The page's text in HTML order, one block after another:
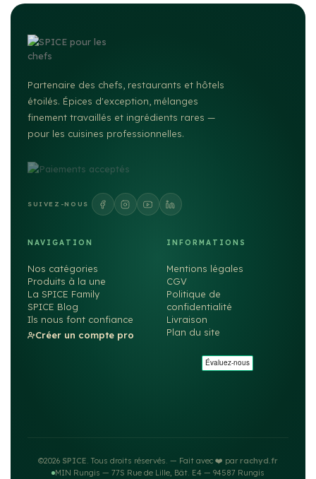
Partenaire des chefs, restaurants et hôtels
étoilés. Épices d'exception, mélanges
finement travaillés et ingrédients rares —
pour les cuisines professionnelles.
SUIVEZ-NOUS
NAVIGATION
Nos catégories
Produits à la une
La SPICE Family
SPICE Blog
Ils nous font confiance
Créer un compte pro
INFORMATIONS
Mentions légales
CGV
Politique de
confidentialité
Livraison
Plan du site
©2026 SPICE. Tous droits réservés. — Fait avec ❤️ parrachyd.fr
MIN Rungis — 77S Rue de Lille, Bât. E4 — 94587 Rungis